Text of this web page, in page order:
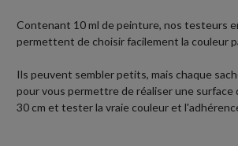
Contenant 10 ml de peinture, nos testeurs
permettent de choisir facilement la couleur
Ils peuvent sembler petits, mais chaque
pour vous permettre de réaliser une surface
30 cm et tester la vraie couleur et